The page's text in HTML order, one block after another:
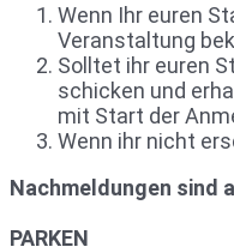
Wenn Ihr euren
Veranstaltung
Solltet ihr euren
schicken und
mit Start der
Wenn ihr nicht
Nachmeldungen sind
PARKEN